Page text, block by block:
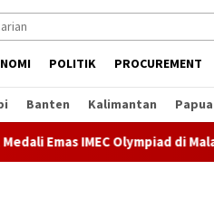
POLITIK PROCUREMENT
Banten Kalimantan Papua
IMEC Olympiad di Malaysia